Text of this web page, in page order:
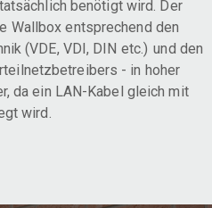
benötigt wird. Der
Wallbox entsprechend den
(VDE, VDI, DIN etc.) und den
- in hoher
da ein LAN-Kabel gleich mit
wird.